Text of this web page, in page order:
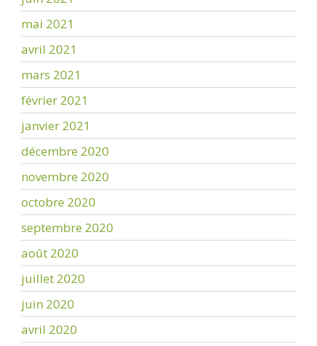
mai 2021
avril 2021
mars 2021
février 2021
janvier 2021
décembre 2020
novembre 2020
octobre 2020
septembre 2020
août 2020
juillet 2020
juin 2020
avril 2020